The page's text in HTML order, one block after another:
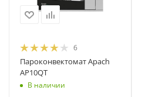
6
Пароконвектомат Apach
AP10QT
В наличии